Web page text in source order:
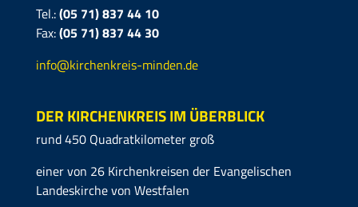
Tel.:(05 71) 837 44 10
Fax:(05 71)837 44 30
info@kirchenkreis-minden.de
DER KIRCHENKREIS IM ÜBERBLICK
rund 450 Quadratkilometer groß
einer von 26 Kirchenkreisen der Evangelischen
Landeskirche von Westfalen